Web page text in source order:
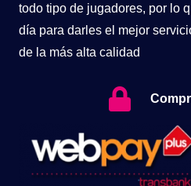
todo tipo de jugadores, por lo
día para darles el mejor
de la más alta calidad